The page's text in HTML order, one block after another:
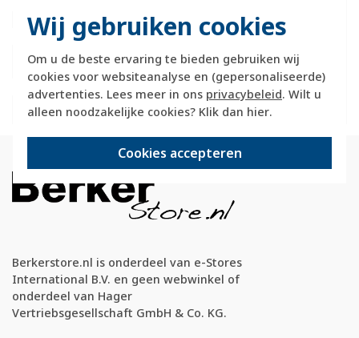
Wij gebruiken cookies
Om u de beste ervaring te bieden gebruiken wij
cookies voor websiteanalyse en (gepersonaliseerde)
advertenties. Lees meer in ons privacybeleid. Wilt u
alleen noodzakelijke cookies? Klik dan hier.
Cookies accepteren
Materiaal
Kunststof
RAL-nummer (vergelijkbaar)
9010
Geschikt voor opbouwbak
inbouwschakelmateriaal
Ja
181709
Berkerstore.nl is onderdeel van e-Stores
International B.V. en geen webwinkel of
onderdeel van Hager
Vertriebsgesellschaft GmbH & Co. KG.